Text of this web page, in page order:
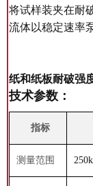
将试样装夹在耐
流体以稳定速率
纸和纸板耐破强
技术参数：
指标
测量范围